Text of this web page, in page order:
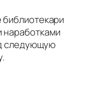
следующую